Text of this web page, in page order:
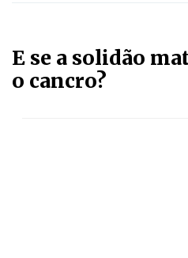
E se a solidão
o cancro?